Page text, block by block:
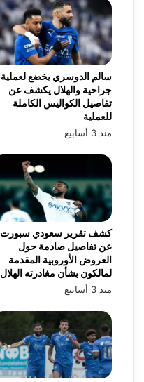
سالم الدوسري يخضع لعملية
جراحية والهلال يكشف عن
تفاصيل الكواليس الكاملة
للعملية
منذ 3 أسابيع
كشف تقرير سعودي سبورت
عن تفاصيل صادمة حول
العروض الأوروبية المقدمة
لمالكون بشأن مغادرته الهلال
منذ 3 أسابيع